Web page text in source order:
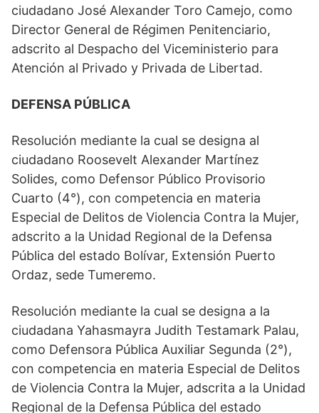
ciudadano José Alexander Toro Camejo, como
Director General de Régimen Penitenciario,
adscrito al Despacho del Viceministerio para
Atención al Privado y Privada de Libertad.
DEFENSA PÚBLICA
Resolución mediante la cual se designa al
ciudadano Roosevelt Alexander Martínez
Solides, como Defensor Público Provisorio
Cuarto (4°), con competencia en materia
Especial de Delitos de Violencia Contra la Mujer,
adscrito a la Unidad Regional de la Defensa
Pública del estado Bolívar, Extensión Puerto
Ordaz, sede Tumeremo.
Resolución mediante la cual se designa a la
ciudadana Yahasmayra Judith Testamark Palau,
como Defensora Pública Auxiliar Segunda (2°),
con competencia en materia Especial de Delitos
de Violencia Contra la Mujer, adscrita a la Unidad
Regional de la Defensa Pública del estado